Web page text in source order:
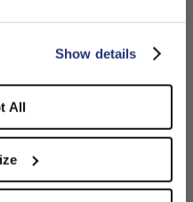
Show details
All
STAY HERE